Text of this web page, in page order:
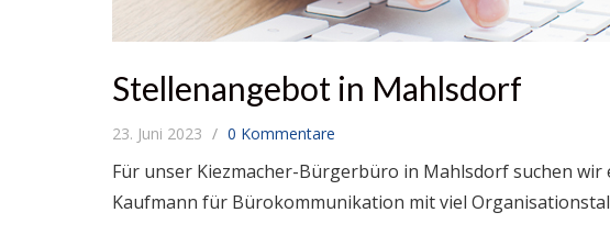
Stellenangebot in Mahlsdorf
23. Juni 2023 0 Kommentare
Für unser Kiezmacher-Bürgerbüro in Mahlsdorf suchen
Kaufmann für Bürokommunikation mit viel